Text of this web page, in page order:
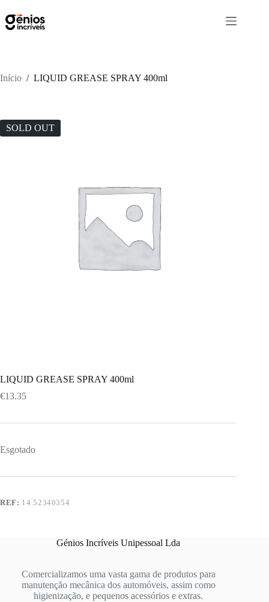
Início / LIQUID GREASE SPRAY 400ml
SOLD OUT
LIQUID GREASE SPRAY 400ml
€13.35
Esgotado
REF: 14.52340354
Génios Incríveis Unipessoal Lda
Comercializamos uma vasta gama de produtos para
manutenção mecânica dos automóveis, assim como
higienização, e pequenos acessórios e extras.